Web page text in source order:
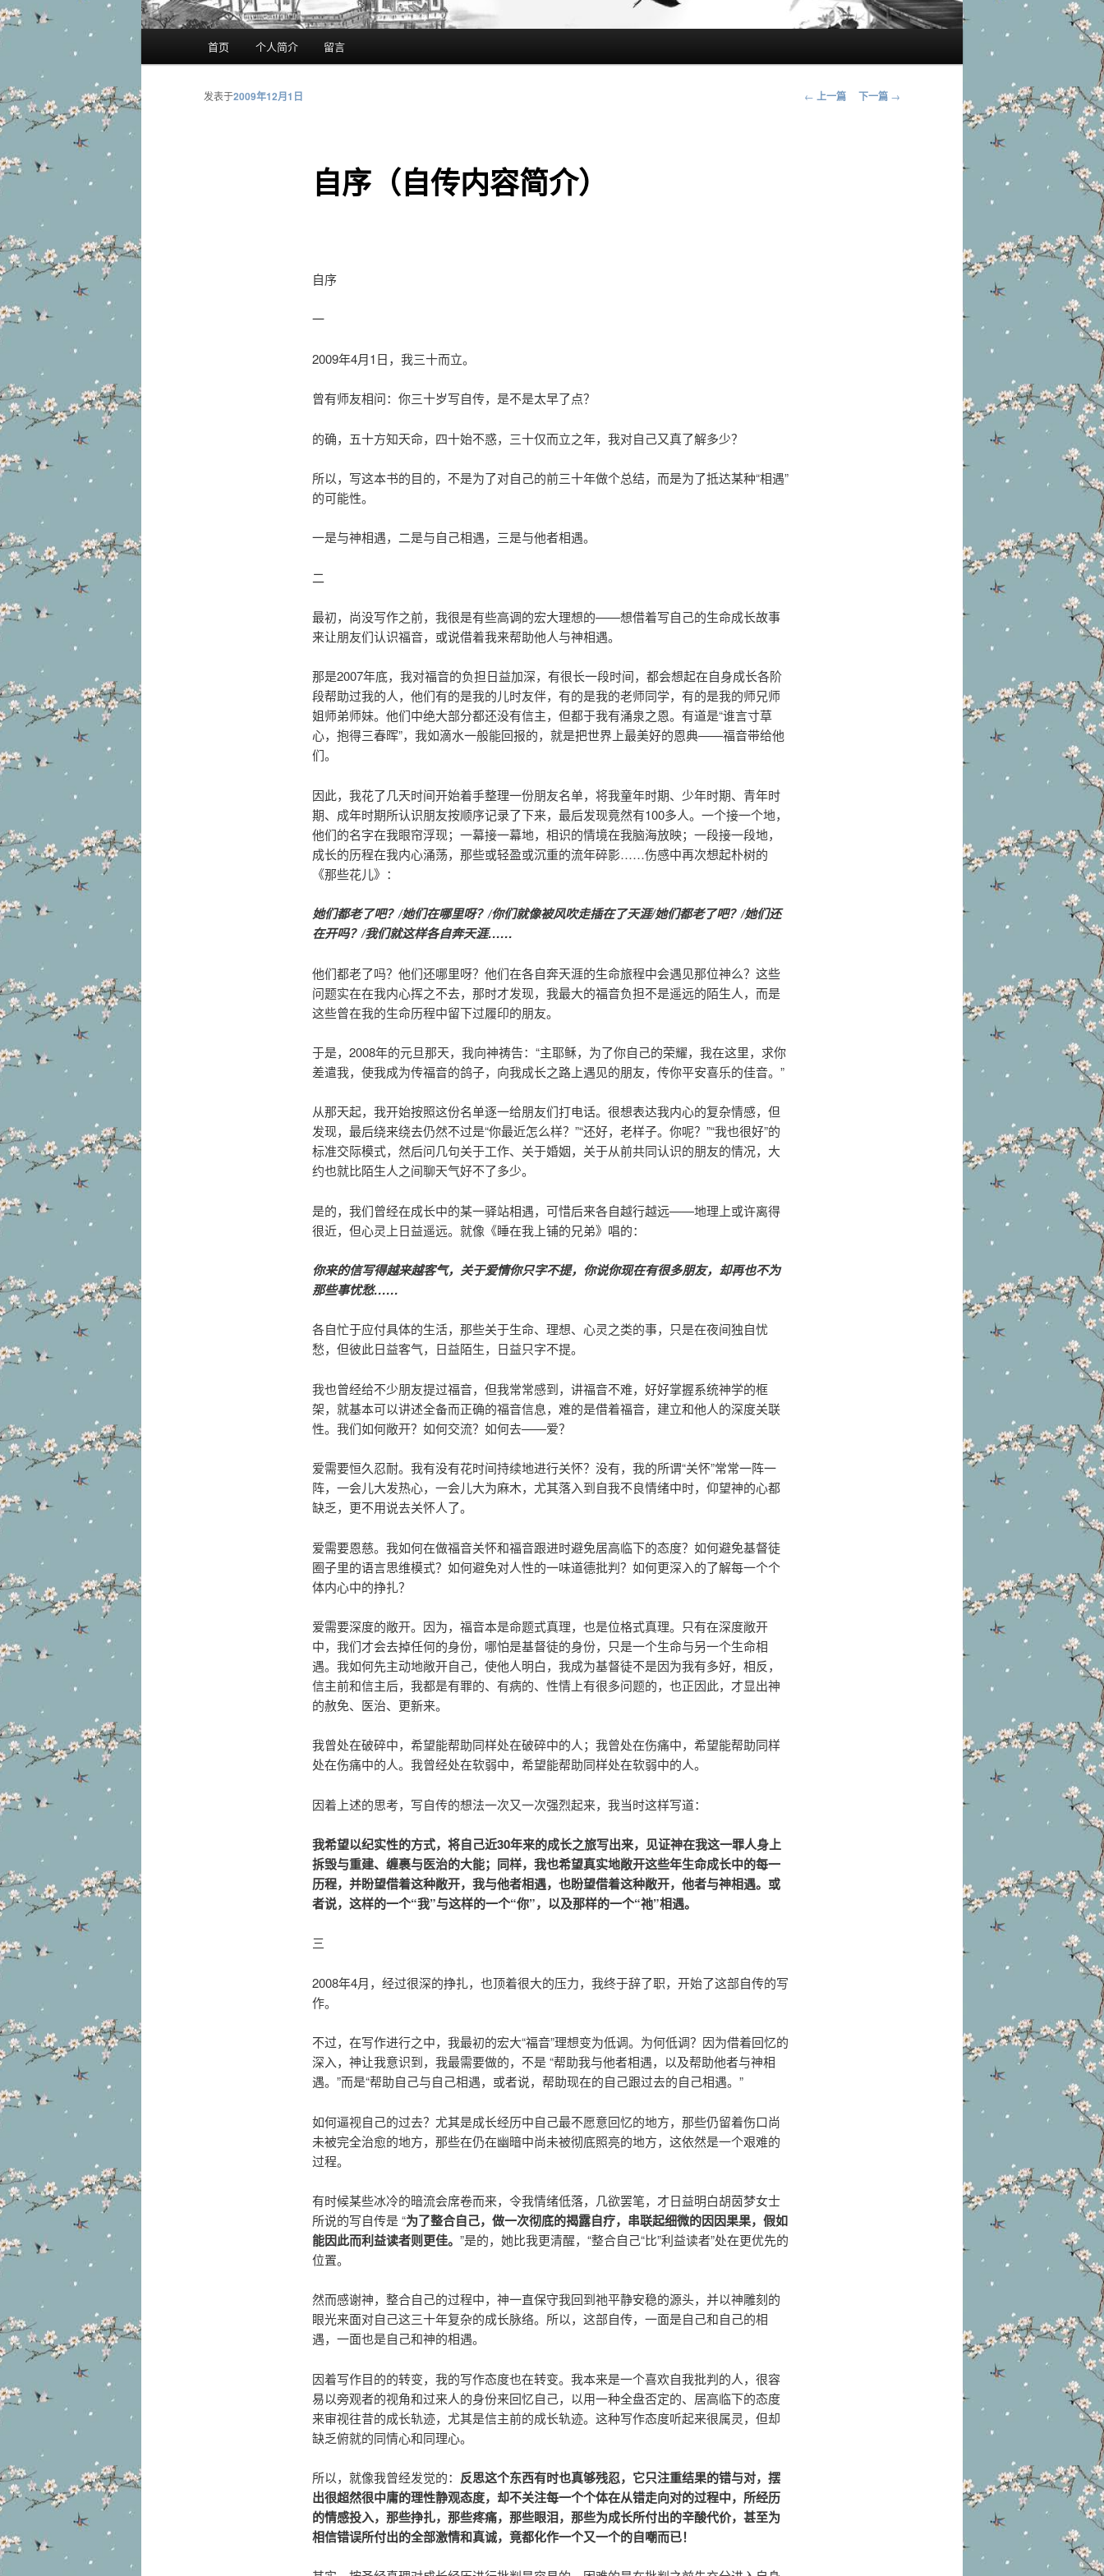
首页 个人简介 留言
文
← 上一篇 下一篇 →
自序（自传内容简介）
发表于2009年12月1日
自序
一
2009年4月1日，我三十而立。
曾有师友相问：你三十岁写自传，是不是太早了点？
的确，五十方知天命，四十始不惑，三十仅而立之年，我对自己又真了解多少？
所以，写这本书的目的，不是为了对自己的前三十年做个总结，而是为了抵达某种“相遇”
的可能性。
一是与神相遇，二是与自己相遇，三是与他者相遇。
二
最初，尚没写作之前，我很是有些高调的宏大理想的——想借着写自己的生命成长故事
来让朋友们认识福音，或说借着我来帮助他人与神相遇。
那是2007年底，我对福音的负担日益加深，有很长一段时间，都会想起在自身成长各阶
段帮助过我的人，他们有的是我的儿时友伴，有的是我的老师同学，有的是我的师兄师
姐师弟师妹。他们中绝大部分都还没有信主，但都于我有涌泉之恩。有道是“谁言寸草
心，抱得三春晖”，我如滴水一般能回报的，就是把世界上最美好的恩典——福音带给他
们。
因此，我花了几天时间开始着手整理一份朋友名单，将我童年时期、少年时期、青年时
期、成年时期所认识朋友按顺序记录了下来，最后发现竟然有100多人。一个接一个地，
他们的名字在我眼帘浮现；一幕接一幕地，相识的情境在我脑海放映；一段接一段地，
成长的历程在我内心涌荡，那些或轻盈或沉重的流年碎影……伤感中再次想起朴树的
《那些花儿》：
她们都老了吧？/她们在哪里呀？/你们就像被风吹走插在了天涯/她们都老了吧？/她们还
在开吗？/我们就这样各自奔天涯……
他们都老了吗？他们还哪里呀？他们在各自奔天涯的生命旅程中会遇见那位神么？这些
问题实在在我内心挥之不去，那时才发现，我最大的福音负担不是遥远的陌生人，而是
这些曾在我的生命历程中留下过履印的朋友。
于是，2008年的元旦那天，我向神祷告：“主耶稣，为了你自己的荣耀，我在这里，求你
差遣我，使我成为传福音的鸽子，向我成长之路上遇见的朋友，传你平安喜乐的佳音。”
从那天起，我开始按照这份名单逐一给朋友们打电话。很想表达我内心的复杂情感，但
发现，最后绕来绕去仍然不过是“你最近怎么样？”“还好，老样子。你呢？”“我也很好”的
标准交际模式，然后问几句关于工作、关于婚姻，关于从前共同认识的朋友的情况，大
约也就比陌生人之间聊天气好不了多少。
是的，我们曾经在成长中的某一驿站相遇，可惜后来各自越行越远——地理上或许离得
很近，但心灵上日益遥远。就像《睡在我上铺的兄弟》唱的：
你来的信写得越来越客气，关于爱情你只字不提，你说你现在有很多朋友，却再也不为
那些事忧愁……
各自忙于应付具体的生活，那些关于生命、理想、心灵之类的事，只是在夜间独自忧
愁，但彼此日益客气，日益陌生，日益只字不提。
我也曾经给不少朋友提过福音，但我常常感到，讲福音不难，好好掌握系统神学的框
架，就基本可以讲述全备而正确的福音信息，难的是借着福音，建立和他人的深度关联
性。我们如何敞开？如何交流？如何去——爱？
爱需要恒久忍耐。我有没有花时间持续地进行关怀？没有，我的所谓“关怀”常常一阵一
阵，一会儿大发热心，一会儿大为麻木，尤其落入到自我不良情绪中时，仰望神的心都
缺乏，更不用说去关怀人了。
爱需要恩慈。我如何在做福音关怀和福音跟进时避免居高临下的态度？如何避免基督徒
圈子里的语言思维模式？如何避免对人性的一味道德批判？如何更深入的了解每一个个
体内心中的挣扎？
爱需要深度的敞开。因为，福音本是命题式真理，也是位格式真理。只有在深度敞开
中，我们才会去掉任何的身份，哪怕是基督徒的身份，只是一个生命与另一个生命相
遇。我如何先主动地敞开自己，使他人明白，我成为基督徒不是因为我有多好，相反，
信主前和信主后，我都是有罪的、有病的、性情上有很多问题的，也正因此，才显出神
的赦免、医治、更新来。
我曾处在破碎中，希望能帮助同样处在破碎中的人；我曾处在伤痛中，希望能帮助同样
处在伤痛中的人。我曾经处在软弱中，希望能帮助同样处在软弱中的人。
因着上述的思考，写自传的想法一次又一次强烈起来，我当时这样写道：
我希望以纪实性的方式，将自己近30年来的成长之旅写出来，见证神在我这一罪人身上
拆毁与重建、缠裹与医治的大能；同样，我也希望真实地敞开这些年生命成长中的每一
历程，并盼望借着这种敞开，我与他者相遇，也盼望借着这种敞开，他者与神相遇。或
者说，这样的一个“我”与这样的一个“你”，以及那样的一个“祂”相遇。
三
2008年4月，经过很深的挣扎，也顶着很大的压力，我终于辞了职，开始了这部自传的写
作。
不过，在写作进行之中，我最初的宏大“福音”理想变为低调。为何低调？因为借着回忆的
深入，神让我意识到，我最需要做的，不是 “帮助我与他者相遇，以及帮助他者与神相
遇。”而是“帮助自己与自己相遇，或者说，帮助现在的自己跟过去的自己相遇。”
如何逼视自己的过去？尤其是成长经历中自己最不愿意回忆的地方，那些仍留着伤口尚
未被完全治愈的地方，那些在仍在幽暗中尚未被彻底照亮的地方，这依然是一个艰难的
过程。
有时候某些冰冷的暗流会席卷而来，令我情绪低落，几欲罢笔，才日益明白胡茵梦女士
所说的写自传是 “为了整合自己，做一次彻底的揭露自疗，串联起细微的因因果果，假如
能因此而利益读者则更佳。 ”是的，她比我更清醒，“整合自己“比”利益读者”处在更优先的
位置。
然而感谢神，整合自己的过程中，神一直保守我回到祂平静安稳的源头，并以神雕刻的
眼光来面对自己这三十年复杂的成长脉络。所以，这部自传，一面是自己和自己的相
遇，一面也是自己和神的相遇。
因着写作目的的转变，我的写作态度也在转变。我本来是一个喜欢自我批判的人，很容
易以旁观者的视角和过来人的身份来回忆自己，以用一种全盘否定的、居高临下的态度
来审视往昔的成长轨迹，尤其是信主前的成长轨迹。这种写作态度听起来很属灵，但却
缺乏俯就的同情心和同理心。
所以，就像我曾经发觉的： 反思这个东西有时也真够残忍，它只注重结果的错与对，摆
出很超然很中庸的理性静观态度，却不关注每一个个体在从错走向对的过程中，所经历
的情感投入，那些挣扎，那些疼痛，那些眼泪，那些为成长所付出的辛酸代价，甚至为
相信错误所付出的全部激情和真诚，竟都化作一个又一个的自嘲而已！